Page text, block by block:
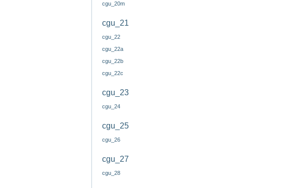
cgu_20m
cgu_21
cgu_22
cgu_22a
cgu_22b
cgu_22c
cgu_23
cgu_24
cgu_25
cgu_26
cgu_27
cgu_28